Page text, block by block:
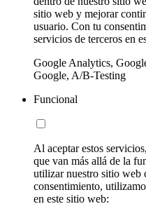
sitio web y mejorar
usuario. Con tu
servicios de terceros en
Google Analytics,
Google, A/B-Testing
Funcional
Al aceptar estos
que van más allá de la
utilizar nuestro sitio web
consentimiento,
en este sitio web: